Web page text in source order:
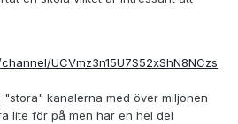
UCVmz3n15U7S52xShN8NCzs
kanalerna med över miljonen
lite för på men har en hel del